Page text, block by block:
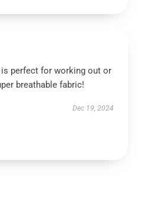
perfect for working out or
breathable fabric!
Dec 19, 2024